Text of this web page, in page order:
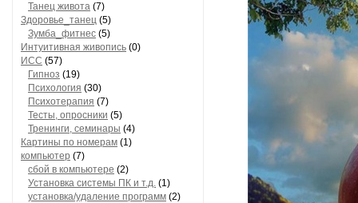
Танец живота (7)
Здоровье_танец (5)
Зумба_фитнес (5)
Интуитивная живопись (0)
ИСС (57)
Гипноз (19)
Психология (30)
Психотерапия (7)
Тесты, опросники (5)
Тренинги, семинары (4)
Картины по номерам (1)
компьютер (7)
сбой в компьютере (2)
Установка системы ПК и т.д. (1)
установка/удаление программ (2)